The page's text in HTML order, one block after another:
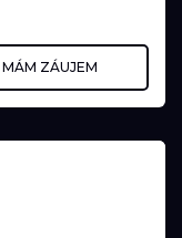
MÁM ZÁUJEM